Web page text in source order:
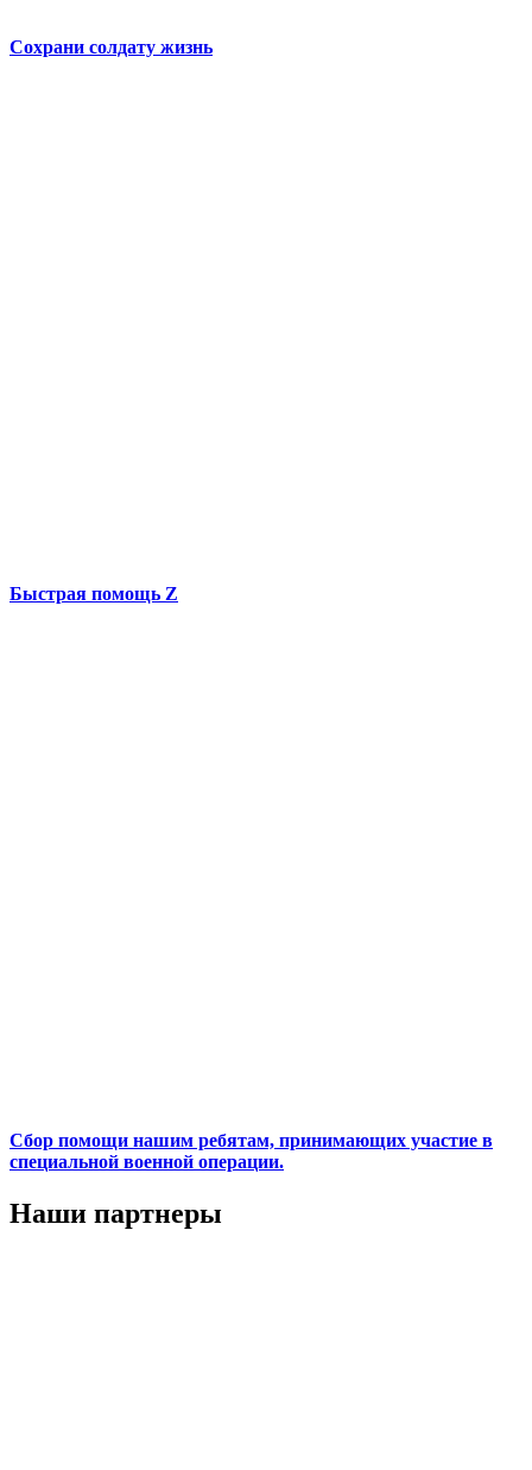
Сохрани солдату жизнь
Быстрая помощь Z
Сбор помощи нашим ребятам, принимающих участие в
специальной военной операции.
Наши партнеры